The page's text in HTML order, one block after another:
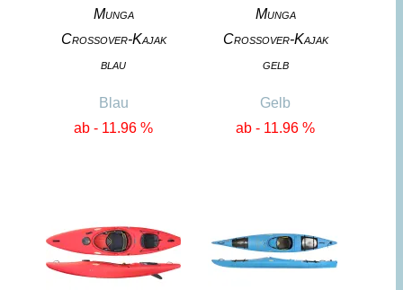
Munga
Crossover-Kajak
blau
Blau
ab - 11.96 %
Munga
Crossover-Kajak
gelb
Gelb
ab - 11.96 %